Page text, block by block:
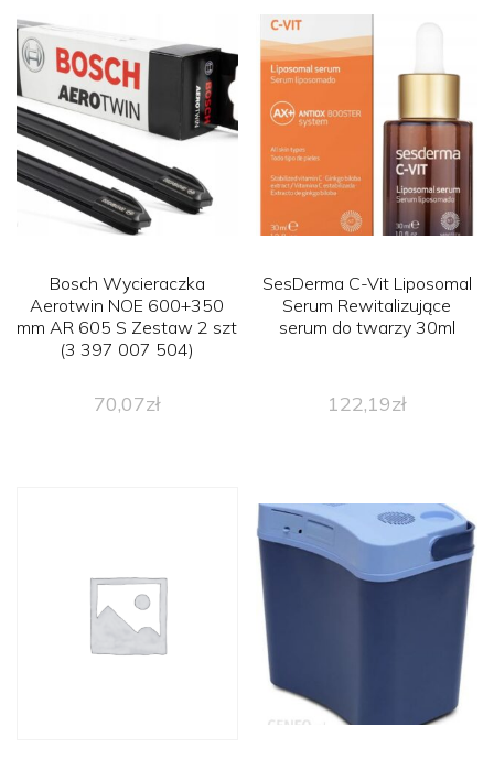
Bosch Wycieraczka
Aerotwin NOE 600+350
mm AR 605 S Zestaw 2 szt
(3 397 007 504)
70,07zł
SesDerma C-Vit Liposomal
Serum Rewitalizujące
serum do twarzy 30ml
122,19zł